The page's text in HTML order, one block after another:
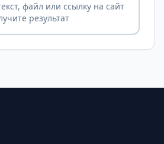
файл или ссылку на сайт
результат